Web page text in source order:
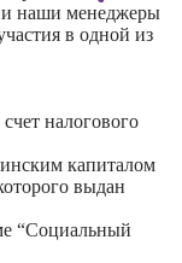
и наши менеджеры
в одной из
счет налогового
капиталом
выдан
“Социальный